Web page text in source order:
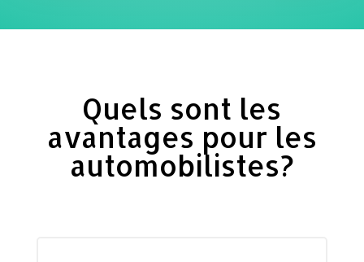
Quels sont les
avantages pour les
automobilistes?